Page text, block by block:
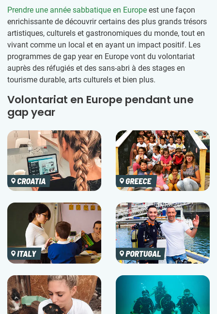
Prendre une année sabbatique en Europe est une façon
enrichissante de découvrir certains des plus grands trésors
artistiques, culturels et gastronomiques du monde, tout en
vivant comme un local et en ayant un impact positif. Les
programmes de gap year en Europe vont du volontariat
auprès des réfugiés et des sans-abri à des stages en
tourisme durable, arts culturels et bien plus.
Volontariat en Europe pendant une
gap year